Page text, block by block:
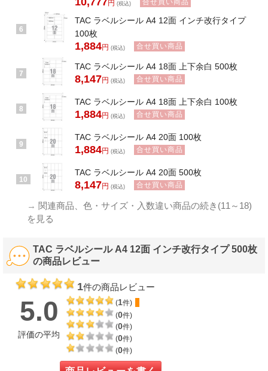
円 (税込) 合せ買い商品
6
TAC ラベルシール A4 12面 インチ改行タイプ
100枚
1,884円 (税込) 合せ買い商品
7
TAC ラベルシール A4 18面 上下余白 500枚
8,147円 (税込) 合せ買い商品
8
TAC ラベルシール A4 18面 上下余白 100枚
1,884円 (税込) 合せ買い商品
9
TAC ラベルシール A4 20面 100枚
1,884円 (税込) 合せ買い商品
10
TAC ラベルシール A4 20面 500枚
8,147円 (税込) 合せ買い商品
→ 関連商品、色・サイズ・入数違い商品の続き(11～18)
を見る
TAC ラベルシール A4 12面 インチ改行タイプ 500枚
の商品レビュー
1件の商品レビュー
5.0
評価の平均
(1件)
(0件)
(0件)
(0件)
(0件)